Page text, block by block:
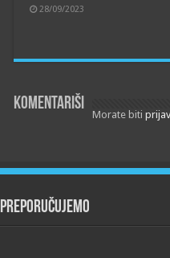
28/09/2023
Komentariši
Morate biti
Preporučujemo